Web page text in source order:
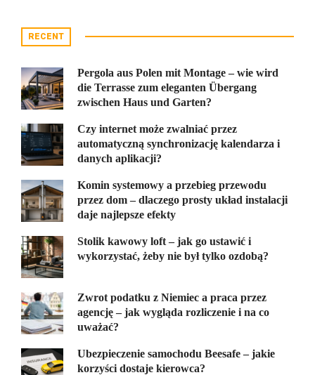
RECENT
Pergola aus Polen mit Montage – wie wird
die Terrasse zum eleganten Übergang
zwischen Haus und Garten?
Czy internet może zwalniać przez
automatyczną synchronizację kalendarza i
danych aplikacji?
Komin systemowy a przebieg przewodu
przez dom – dlaczego prosty układ instalacji
daje najlepsze efekty
Stolik kawowy loft – jak go ustawić i
wykorzystać, żeby nie był tylko ozdobą?
Zwrot podatku z Niemiec a praca przez
agencję – jak wygląda rozliczenie i na co
uważać?
Ubezpieczenie samochodu Beesafe – jakie
korzyści dostaje kierowca?